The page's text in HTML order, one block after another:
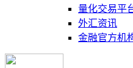
量化交易平
外汇资讯
金融官方机